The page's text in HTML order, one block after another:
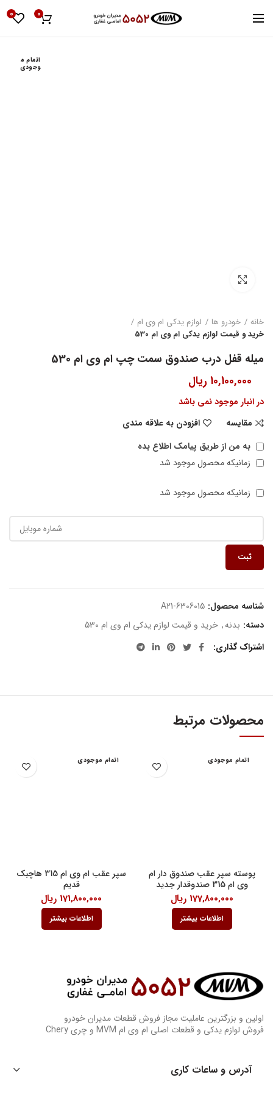
0
0
اتمام م
وجودی
خانه خودرو ها
لوازم یدکی ام وی ام
خرید و قیمت لوازم یدکی ام وی ام 530
میله قفل درب صندوق سمت چپ ام وی ام 530
10,100,000 ریال
در انبار موجود نمی باشد
مقایسه
افزودن به علاقه مندی
به من از طریق پیامک اطلاع بده
زمانیکه محصول موجود شد
زمانیکه محصول موجود شد
ثبت
شناسه محصول: A21-6306015
دسته: بدنه, خرید و قیمت لوازم یدکی ام وی ام 530
اشتراک گذاری
محصولات مرتبط
اتمام موجودی
پوسته سپر عقب صندوق دار ام
وی ام 315 صندوقدار جدید
177,800,000 ریال
اطلاعات بیشتر
اتمام موجودی
سپر عقب ام وی ام 315 هاچبک
قدیم
171,800,000 ریال
اطلاعات بیشتر
اولین و بزرگترین عاملیت مجاز فروش قطعات مدیران خودرو
فروش لوازم یدکی و قطعات اصلی ام وی ام MVM و چری Chery
آدرس و ساعات کاری